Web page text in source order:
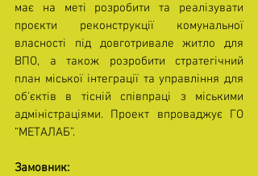
має на меті розробити та реалізувати
проєкти реконструкції комунальної
власності під довготривале житло для
ВПО, а також розробити стратегічний
план міської інтеграції та управління для
об'єктів в тісній співпраці з міськими
адміністраціями. Проект впроваджує ГО
“МЕТАЛАБ”.
Замовник: